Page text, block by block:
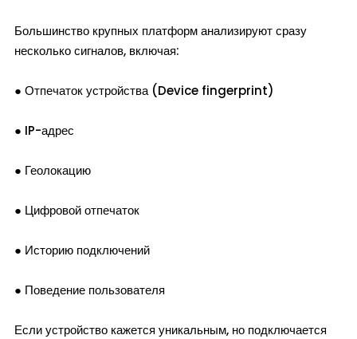
Большинство крупных платформ анализируют сразу
несколько сигналов, включая:
● Отпечаток устройства (Device fingerprint)
● IP-адрес
● Геолокацию
● Цифровой отпечаток
● Историю подключений
● Поведение пользователя
Если устройство кажется уникальным, но подключается